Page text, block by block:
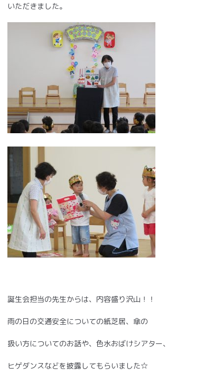
いただきました。
誕生会担当の先生からは、内容盛り沢山！！
雨の日の交通安全についての紙芝居、傘の
扱い方についてのお話や、色水おばけシアター、
ヒゲダンスなどを披露してもらいました☆